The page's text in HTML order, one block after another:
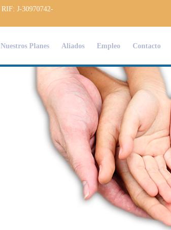
RIF: J-30970742-
Nuestros Planes Aliados Empleo Contacto